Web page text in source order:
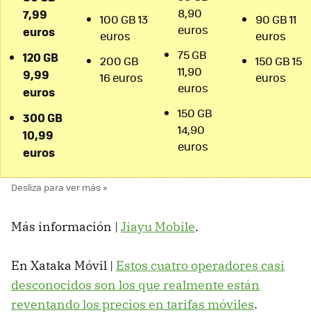
7,99
euros
120 GB
9,99
euros
300 GB
10,99
euros
100 GB 13
euros
200 GB
16 euros
8,90
euros
75 GB
11,90
euros
150 GB
14,90
euros
90 GB 11
euros
150 GB 15
euros
Más información | Jiayu Mobile.
En Xataka Móvil | Estos cuatro operadores casi
desconocidos son los que realmente están
reventando los precios en tarifas móviles.